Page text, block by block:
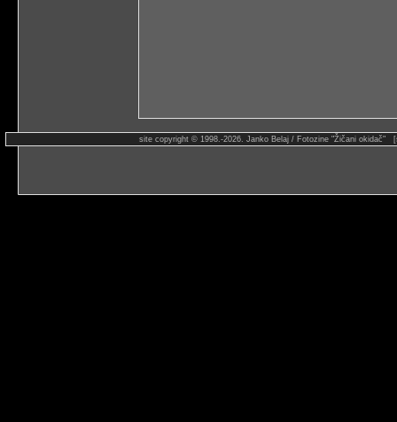
site copyright © 1998.-2026. Janko Belaj / Fotozine "Žičani okidač"